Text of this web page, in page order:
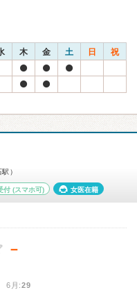
木 金 土 日 祝
）
付 (スマホ可) 女医在籍
－
月:29